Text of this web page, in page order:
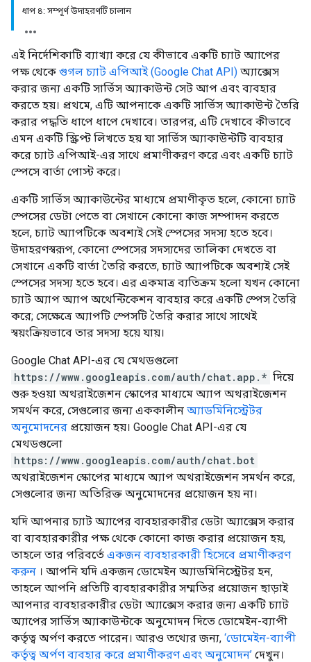
ধাপ ৪: সম্পূর্ণ উদাহরণটি চালান
এই নির্দেশিকাটি ব্যাখ্যা করে যে কীভাবে একটি চ্যাট অ্যাপের
পক্ষ থেকে গুগল চ্যাট এপিআই (Google Chat API) অ্যাক্সেস
করার জন্য একটি সার্ভিস অ্যাকাউন্ট সেট আপ এবং ব্যবহার
করতে হয়। প্রথমে, এটি আপনাকে একটি সার্ভিস অ্যাকাউন্ট তৈরি
করার পদ্ধতি ধাপে ধাপে দেখাবে। তারপর, এটি দেখাবে কীভাবে
এমন একটি স্ক্রিপ্ট লিখতে হয় যা সার্ভিস অ্যাকাউন্টটি ব্যবহার
করে চ্যাট এপিআই-এর সাথে প্রমাণীকরণ করে এবং একটি চ্যাট
স্পেসে বার্তা পোস্ট করে।
একটি সার্ভিস অ্যাকাউন্টের মাধ্যমে প্রমাণীকৃত হলে, কোনো চ্যাট
স্পেসের ডেটা পেতে বা সেখানে কোনো কাজ সম্পাদন করতে
হলে, চ্যাট অ্যাপটিকে অবশ্যই সেই স্পেসের সদস্য হতে হবে।
উদাহরণস্বরূপ, কোনো স্পেসের সদস্যদের তালিকা দেখতে বা
সেখানে একটি বার্তা তৈরি করতে, চ্যাট অ্যাপটিকে অবশ্যই সেই
স্পেসের সদস্য হতে হবে। এর একমাত্র ব্যতিক্রম হলো যখন কোনো
চ্যাট অ্যাপ অ্যাপ অথেন্টিকেশন ব্যবহার করে একটি স্পেস তৈরি
করে; সেক্ষেত্রে অ্যাপটি স্পেসটি তৈরি করার সাথে সাথেই
স্বয়ংক্রিয়ভাবে তার সদস্য হয়ে যায়।
Google Chat API-এর যে মেথডগুলো
https://www.googleapis.com/auth/chat.app.* দিয়ে
শুরু হওয়া অথরাইজেশন স্কোপের মাধ্যমে অ্যাপ অথরাইজেশন
সমর্থন করে, সেগুলোর জন্য এককালীন অ্যাডমিনিস্ট্রেটর
অনুমোদনের প্রয়োজন হয়। Google Chat API-এর যে
মেথডগুলো
https://www.googleapis.com/auth/chat.bot
অথরাইজেশন স্কোপের মাধ্যমে অ্যাপ অথরাইজেশন সমর্থন করে,
সেগুলোর জন্য অতিরিক্ত অনুমোদনের প্রয়োজন হয় না।
যদি আপনার চ্যাট অ্যাপের ব্যবহারকারীর ডেটা অ্যাক্সেস করার
বা ব্যবহারকারীর পক্ষ থেকে কোনো কাজ করার প্রয়োজন হয়,
তাহলে তার পরিবর্তে একজন ব্যবহারকারী হিসেবে প্রমাণীকরণ
করুন । আপনি যদি একজন ডোমেইন অ্যাডমিনিস্ট্রেটর হন,
তাহলে আপনি প্রতিটি ব্যবহারকারীর সম্মতির প্রয়োজন ছাড়াই
আপনার ব্যবহারকারীর ডেটা অ্যাক্সেস করার জন্য একটি চ্যাট
অ্যাপের সার্ভিস অ্যাকাউন্টকে অনুমোদন দিতে ডোমেইন-ব্যাপী
কর্তৃত্ব অর্পণ করতে পারেন। আরও তথ্যের জন্য, ‘ডোমেইন-ব্যাপী
কর্তৃত্ব অর্পণ ব্যবহার করে প্রমাণীকরণ এবং অনুমোদন’ দেখুন।